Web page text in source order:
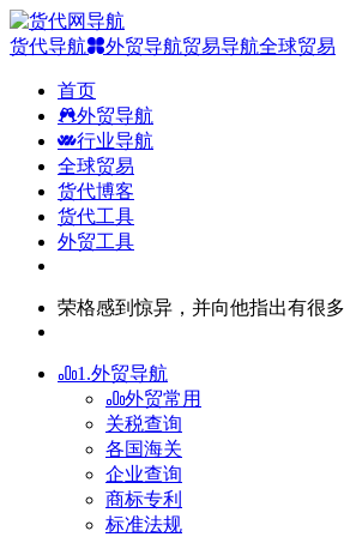
货代导航 外贸导航贸易导航全球贸易
首页
外贸导航
行业导航
全球贸易
货代博客
货代工具
外贸工具
荣格感到惊异，并向他指出有很
1.外贸导航
外贸常用
关税查询
各国海关
企业查询
商标专利
标准法规